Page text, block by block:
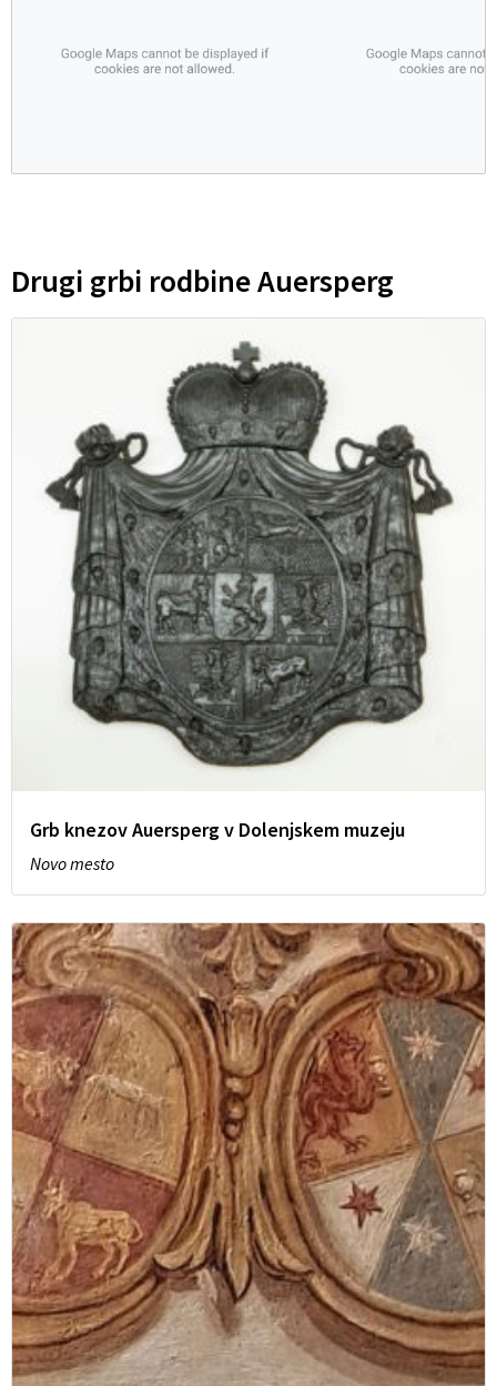
Drugi grbi rodbine Auersperg
Grb knezov Auersperg v Dolenjskem muzeju
Novo mesto